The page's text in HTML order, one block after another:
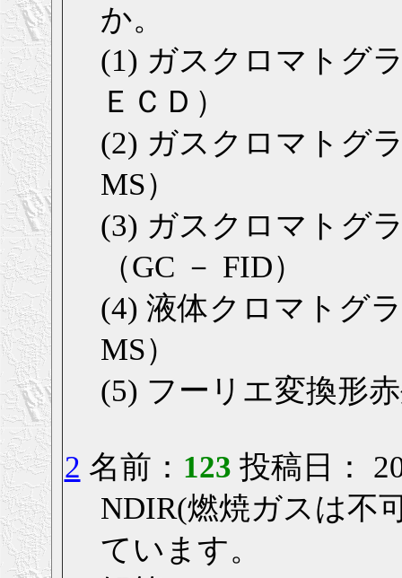
か。
(1) ガスクロマトグ
ＥＣＤ）
(2) ガスクロマトグ
MS）
(3) ガスクロマトグ
（GC － FID）
(4) 液体クロマトグ
MS）
(5) フーリエ変換形
2 名前： 123 投稿日：
NDIR(燃焼ガスは不
ています。